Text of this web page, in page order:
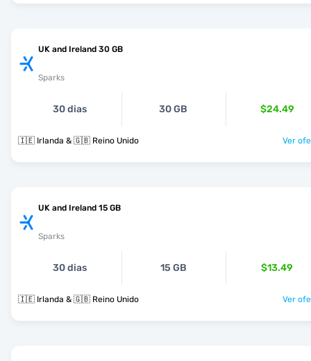
UK and Ireland 30 GB
Sparks
30 dias 30 GB $24.49
🇮🇪 Irlanda & 🇬🇧 Reino Unido Ver
UK and Ireland 15 GB
Sparks
30 dias 15 GB $13.49
🇮🇪 Irlanda & 🇬🇧 Reino Unido Ver